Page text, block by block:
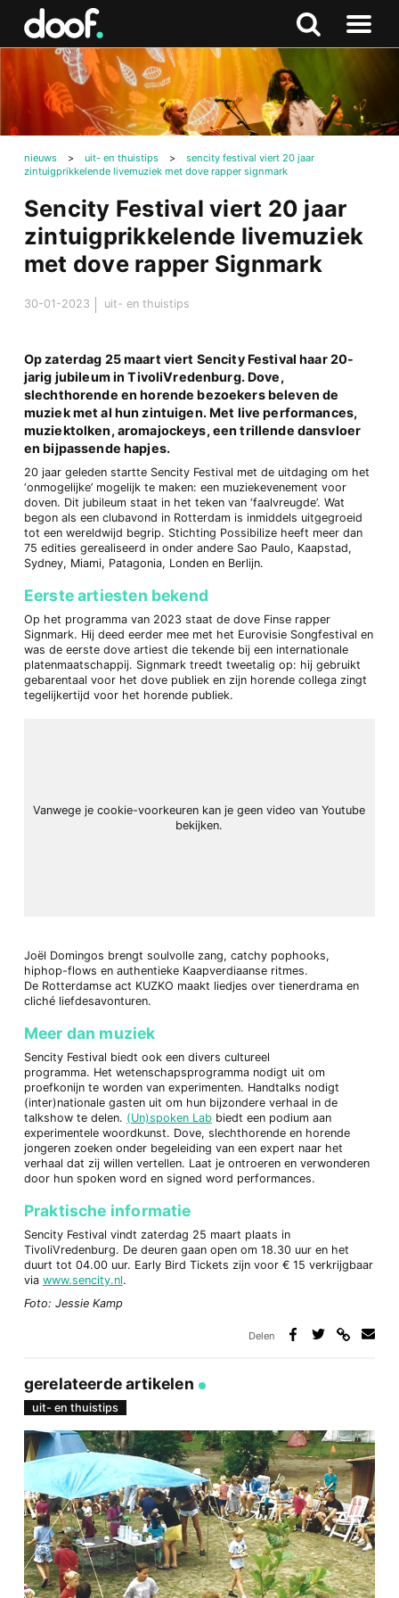
Zoeken
Naar
nieuws > uit- en thuistips >
sencity festival viert 20 jaar
zintuigprikkelende livemuziek met dove rapper signmark
Sencity Festival viert 20 jaar
zintuigprikkelende livemuziek
met dove rapper Signmark
30-01-2023 uit- en thuistips
Op zaterdag 25 maart viert Sencity Festival haar 20-
jarig jubileum in TivoliVredenburg. Dove,
slechthorende en horende bezoekers beleven de
muziek met al hun zintuigen. Met live performances,
muziektolken, aromajockeys, een trillende dansvloer
en bijpassende hapjes.
20 jaar geleden startte Sencity Festival met de uitdaging om het
‘onmogelijke’ mogelijk te maken: een muziekevenement voor
doven. Dit jubileum staat in het teken van ‘faalvreugde’. Wat
begon als een clubavond in Rotterdam is inmiddels uitgegroeid
tot een wereldwijd begrip. Stichting Possibilize heeft meer dan
75 edities gerealiseerd in onder andere Sao Paulo, Kaapstad,
Sydney, Miami, Patagonia, Londen en Berlijn.
Eerste artiesten bekend
Op het programma van 2023 staat de dove Finse rapper
Signmark. Hij deed eerder mee met het Eurovisie Songfestival en
was de eerste dove artiest die tekende bij een internationale
platenmaatschappij. Signmark treedt tweetalig op: hij gebruikt
gebarentaal voor het dove publiek en zijn horende collega zingt
tegelijkertijd voor het horende publiek.
Vanwege je cookie-voorkeuren kan je geen video van Youtube
bekijken.
Joël Domingos brengt soulvolle zang, catchy pophooks,
hiphop-flows en authentieke Kaapverdiaanse ritmes.
De Rotterdamse act KUZKO maakt liedjes over tienerdrama en
cliché liefdesavonturen.
Meer dan muziek
Sencity Festival biedt ook een divers cultureel
programma. Het wetenschapsprogramma nodigt uit om
proefkonijn te worden van experimenten. Handtalks nodigt
(inter)nationale gasten uit om hun bijzondere verhaal in de
talkshow te delen. (Un)spoken Labbiedt een podium aan
experimentele woordkunst. Dove, slechthorende en horende
jongeren zoeken onder begeleiding van een expert naar het
verhaal dat zij willen vertellen. Laat je ontroeren en verwonderen
door hun spoken word en signed word performances.
Praktische informatie
Sencity Festival vindt zaterdag 25 maart plaats in
TivoliVredenburg. De deuren gaan open om 18.30 uur en het
duurt tot 04.00 uur. Early Bird Tickets zijn voor € 15 verkrijgbaar
via www.sencity.nl.
Foto: Jessie Kamp
Delen
gerelateerde artikelen
uit- en thuistips
Doof.nl
Zoeken